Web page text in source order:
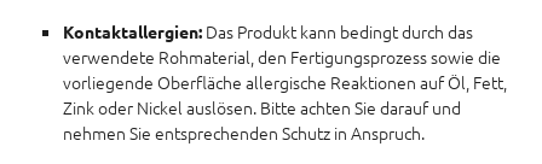
Kontaktallergien: Das Produkt kann bedingt durch das
verwendete Rohmaterial, den Fertigungsprozess sowie die
vorliegende Oberfläche allergische Reaktionen auf Öl, Fett,
Zink oder Nickel auslösen. Bitte achten Sie darauf und
nehmen Sie entsprechenden Schutz in Anspruch.